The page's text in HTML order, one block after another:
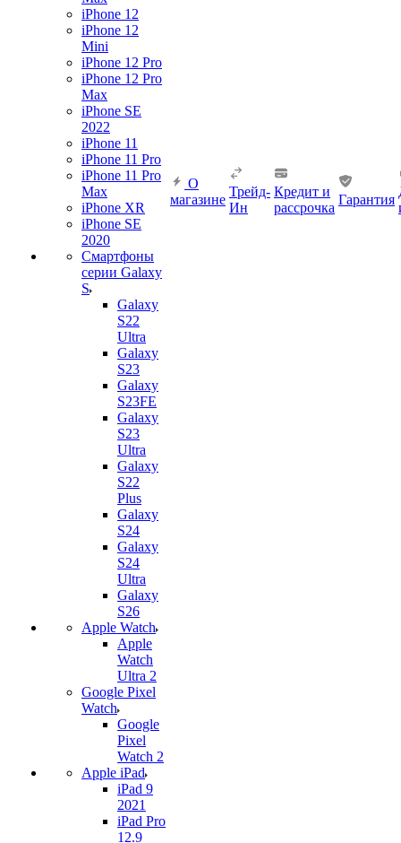
iPhone 12
iPhone 12
Mini
iPhone 12 Pro
iPhone 12 Pro
Max
iPhone SE
2022
iPhone 11
iPhone 11 Pro
iPhone 11 Pro
Max
iPhone XR
iPhone SE
2020
Смартфоны
серии Galaxy
S
Galaxy
S22
Ultra
Galaxy
S23
Galaxy
S23FE
Galaxy
S23
Ultra
Galaxy
S22
Plus
Galaxy
S24
Galaxy
S24
Ultra
Galaxy
S26
Apple Watch
Apple
Watch
Ultra 2
Google Pixel
Watch
Google
Pixel
Watch 2
Apple iPad
iPad 9
2021
iPad Pro
12.9
О
магазине
Трейд-
Ин
Кредит и
рассрочка
Гарантия